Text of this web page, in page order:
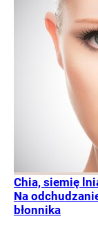
Chia, siemię
Na
błonnika